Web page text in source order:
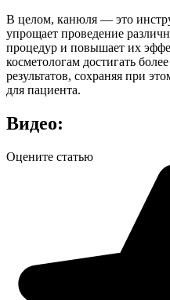
В целом, канюля — это
упрощает проведение
процедур и повышает их
косметологам достигать
результатов, сохраняя при
для пациента.
Видео:
Оцените статью